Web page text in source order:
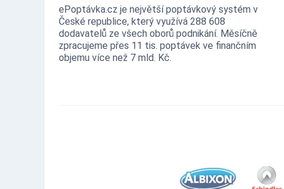
ePoptávka.cz je největší poptávkový systém v
České republice, který využívá 288 608
dodavatelů ze všech oborů podnikání. Měsíčně
zpracujeme přes 11 tis. poptávek ve finančním
objemu více než 7 mld. Kč.